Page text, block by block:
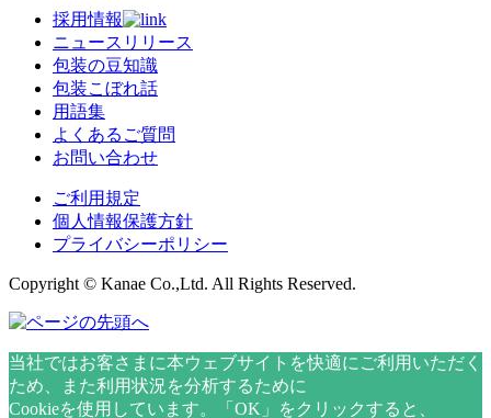
採用情報
ニュースリリース
包装の豆知識
包装こぼれ話
用語集
よくあるご質問
お問い合わせ
ご利用規定
個人情報保護方針
プライバシーポリシー
Copyright © Kanae Co.,Ltd. All Rights Reserved.
当社ではお客さまに本ウェブサイトを快適にご利用いただく
ため、また利用状況を分析するために
Cookieを使用しています。「OK」をクリックすると、